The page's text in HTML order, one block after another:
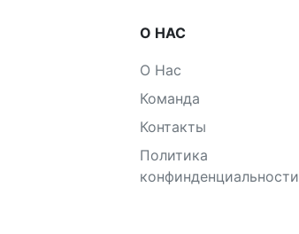
О НАС
О Нас
Команда
Контакты
Политика
конфинденциальности